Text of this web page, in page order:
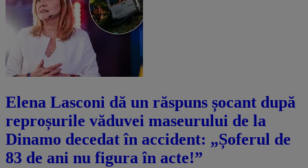
Elena Lasconi dă un răspuns șocant după
reproșurile văduvei maseurului de la
Dinamo decedat în accident: „Șoferul de
83 de ani nu figura în acte!”